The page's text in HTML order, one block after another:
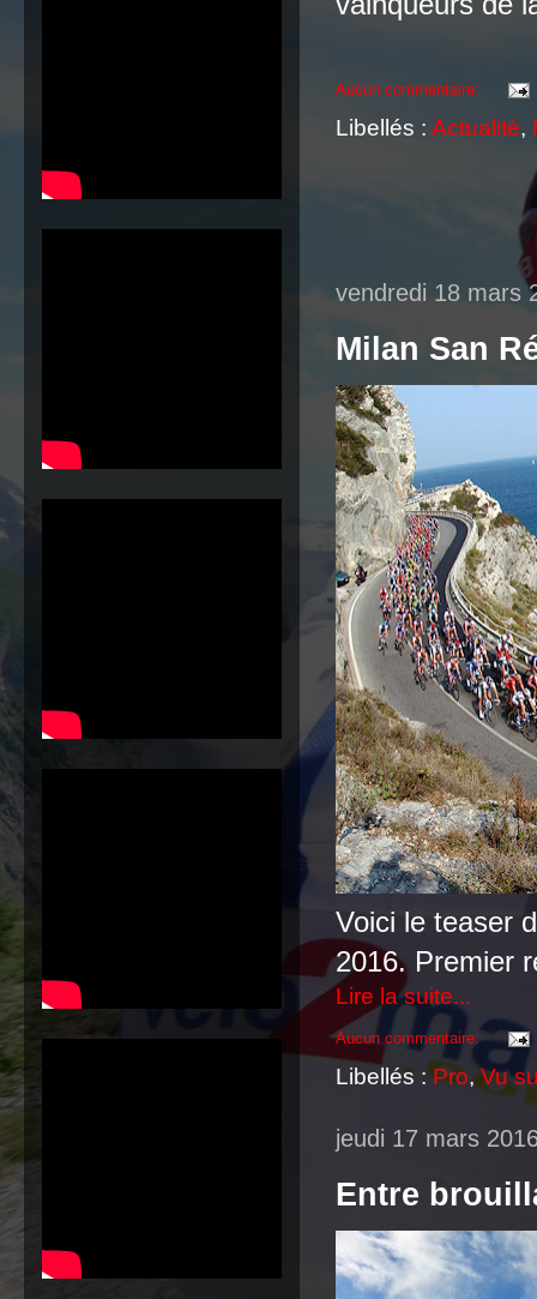
Aucun commentaire:
Libellés : Actualité,
vendredi 18 mars
Milan San
Voici le teaser
2016. Premier
Lire la suite...
Aucun commentaire:
Libellés :Pro,Vu
jeudi 17 mars
Entre